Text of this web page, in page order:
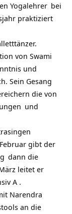
Yogalehrer bei
praktiziert
von Swami
und
Sein Gesang
die von
und
gibt der
dann die
leitet er
A .
Narendra
an die